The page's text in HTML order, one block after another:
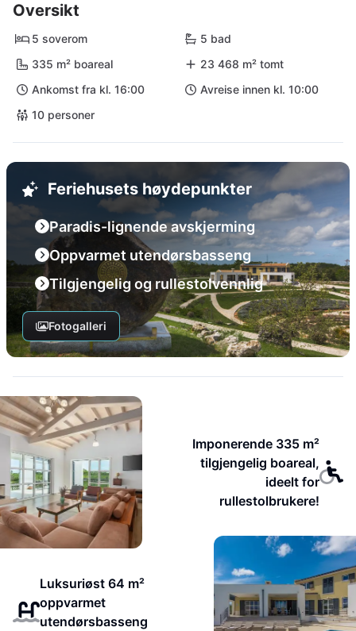
Oversikt
5 soverom
5 bad
335 m² boareal
23 468 m² tomt
Ankomst fra kl. 16:00
Avreise innen kl. 10:00
10 personer
Feriehusets høydepunkter
Paradis-lignende avskjerming
Oppvarmet utendørsbasseng
Tilgjengelig og rullestolvennlig
Fotogalleri
Imponerende 335 m²
tilgjengelig boareal,
ideelt for
rullestolbrukere!
Luksuriøst 64 m²
oppvarmet
utendørsbasseng